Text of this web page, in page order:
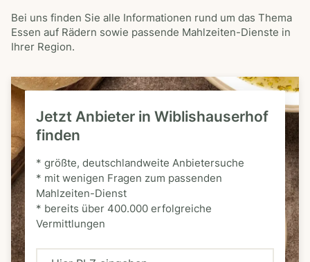
Bei uns finden Sie alle Informationen rund um das Thema
Essen auf Rädern sowie passende Mahlzeiten-Dienste in
Ihrer Region.
Jetzt Anbieter in Wiblishauserhof
finden
* größte, deutschlandweite Anbietersuche
* mit wenigen Fragen zum passenden
Mahlzeiten-Dienst
* bereits über 400.000 erfolgreiche
Vermittlungen